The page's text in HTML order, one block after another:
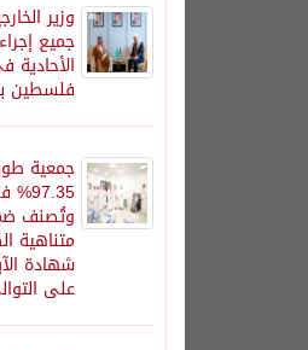
وزير
جميع
فلسطين
جمعية
وتُصنف
متناهية
شهادة
على